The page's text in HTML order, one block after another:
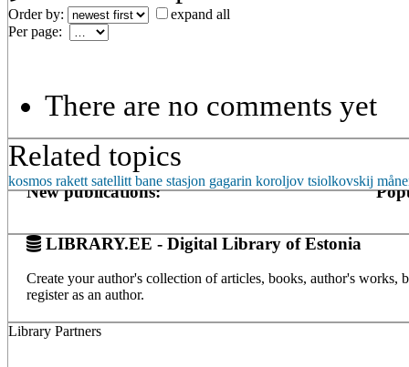
Order by:
expand all
Per page:
There are no comments yet
Related topics
kosmos rakett satellitt bane stasjon gagarin koroljov tsiolkovskij
New publications:
LIBRARY.EE - Digital Library of Estonia
Create your author's collection of articles, books, author's
register as an author.
Library Partners